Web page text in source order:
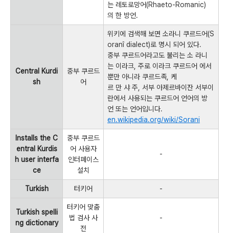
는 레토로망어(Rhaeto-Romanic)
의 한 방언.
Central Kurdi
sh
중부 쿠르드
어
위키에 검색해 보면 소라니 쿠르드어(S
oranî dialect)로 명시 되어 있다.
중부 쿠르드어라고도 불리는 소 라니
는 이라크, 주로 이라크 쿠르드어 에서
뿐만 아니라 쿠르드족, 케
르 만 샤 주, 서부 아제르바이잔 서부이
란에서 사용되는 쿠르드어 언어의 방
언 또는 언어입니다.
en.wikipedia.org/wiki/Sorani
Installs the C
entral Kurdis
h user interfa
ce
중부 쿠르드
어 사용자
인터페이스
설치
-
Turkish 터키어 -
Turkish spelli
ng dictionary
터키어 맞춤
법 검사 사
전
-